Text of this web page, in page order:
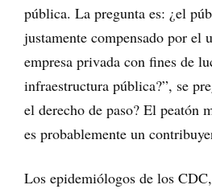
pública. La pregunta es: ¿el
justamente compensado por el
empresa privada con fines de
infraestructura pública?”, se
el derecho de paso? El peatón
es probablemente un
Los epidemiólogos de los